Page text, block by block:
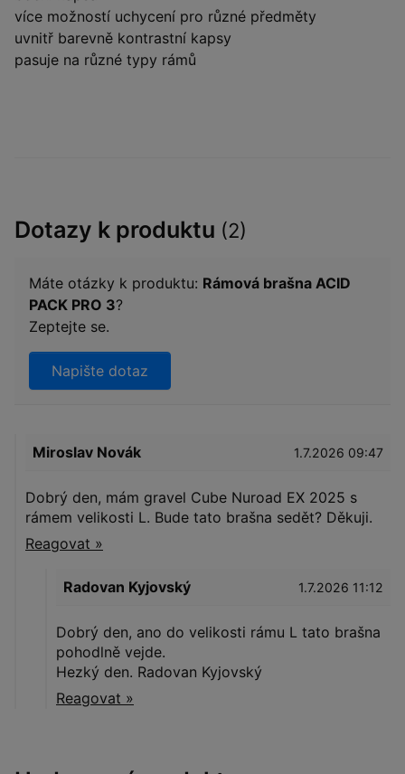
více možností uchycení pro různé předměty
uvnitř barevně kontrastní kapsy
pasuje na různé typy rámů
Dotazy k produktu (2)
Máte otázky k produktu: Rámová brašna ACID
PACK PRO 3?
Zeptejte se.
Napište dotaz
Miroslav Novák 1.7.2026 09:47
Dobrý den, mám gravel Cube Nuroad EX 2025 s
rámem velikosti L. Bude tato brašna sedět? Děkuji.
Reagovat »
Radovan Kyjovský 1.7.2026 11:12
Dobrý den, ano do velikosti rámu L tato brašna
pohodlně vejde.
Hezký den. Radovan Kyjovský
Reagovat »